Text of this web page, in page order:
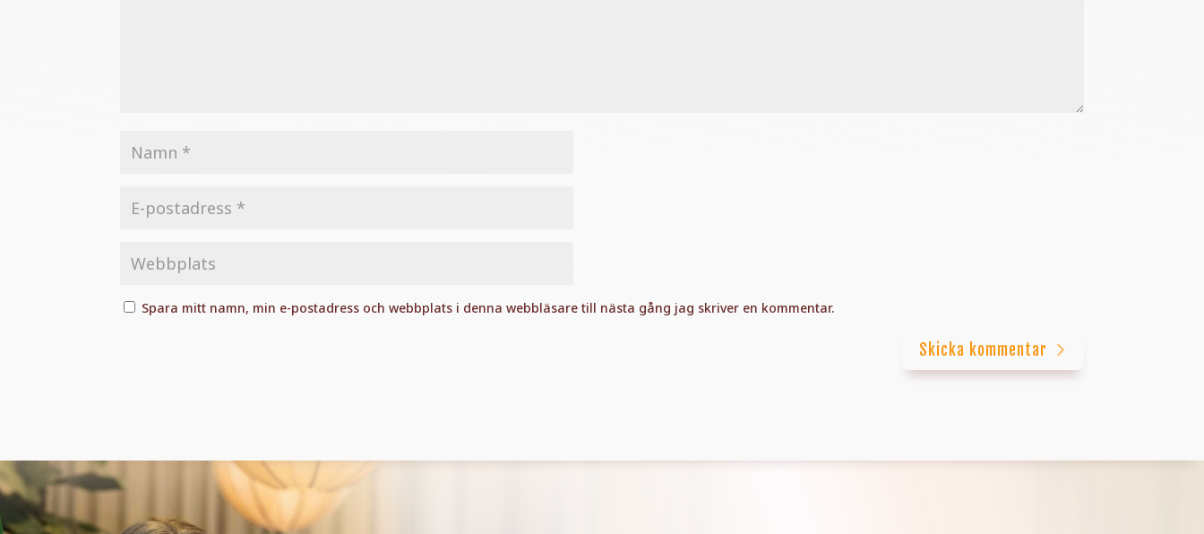
Spara mitt namn, min e-postadress och webbplats i denna webbläsare till nästa gång jag skriver en kommentar.
Skicka kommentar